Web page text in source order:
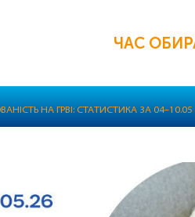
ЧАС
НА ГРВІ: СТАТИСТИКА ЗА 04–10.05